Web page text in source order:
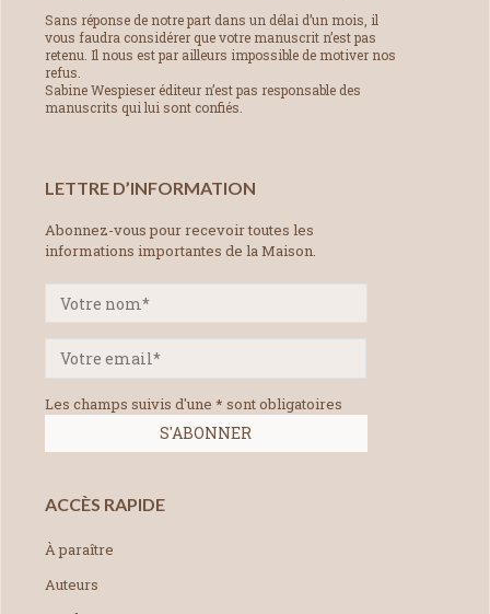
Sans réponse de notre part dans un délai d’un mois, il
vous faudra considérer que votre manuscrit n’est pas
retenu. Il nous est par ailleurs impossible de motiver nos
refus.
Sabine Wespieser éditeur n’est pas responsable des
manuscrits qui lui sont confiés.
LETTRE D’INFORMATION
Abonnez-vous pour recevoir toutes les
informations importantes de la Maison.
Les champs suivis d'une * sont obligatoires
ACCÈS RAPIDE
À paraître
Auteurs